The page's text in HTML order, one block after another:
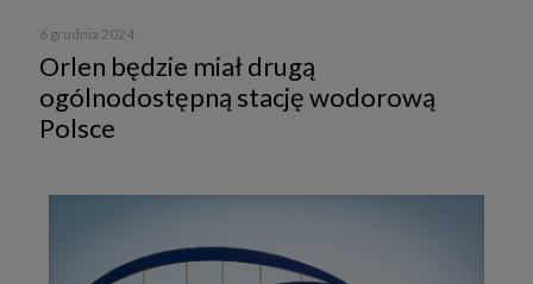
6 grudnia 2024
Orlen będzie miał drugą
ogólnodostępną stację wodorową
Polsce